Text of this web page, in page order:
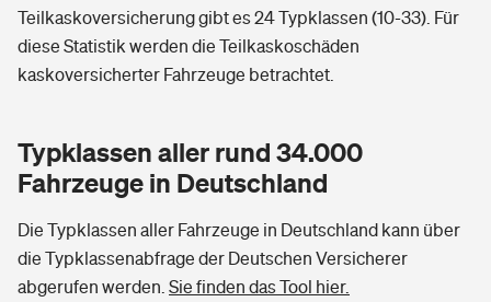
Teilkaskoversicherung gibt es 24 Typklassen (10-33). Für
diese Statistik werden die Teilkaskoschäden
kaskoversicherter Fahrzeuge betrachtet.
Typklassen aller rund 34.000
Fahrzeuge in Deutschland
Die Typklassen aller Fahrzeuge in Deutschland kann über
die Typklassenabfrage der Deutschen Versicherer
abgerufen werden. Sie finden das Tool hier.